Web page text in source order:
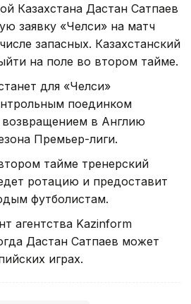
Казахстана Дастан Сатпаев
заявку «Челси» на матч
запасных. Казахстанский
на поле во втором тайме.
для «Челси»
поединком
в Англию
Премьер-лиги.
тайме тренерский
ротацию и предоставит
футболистам.
агентства Kazinform
Дастан Сатпаев может
играх.